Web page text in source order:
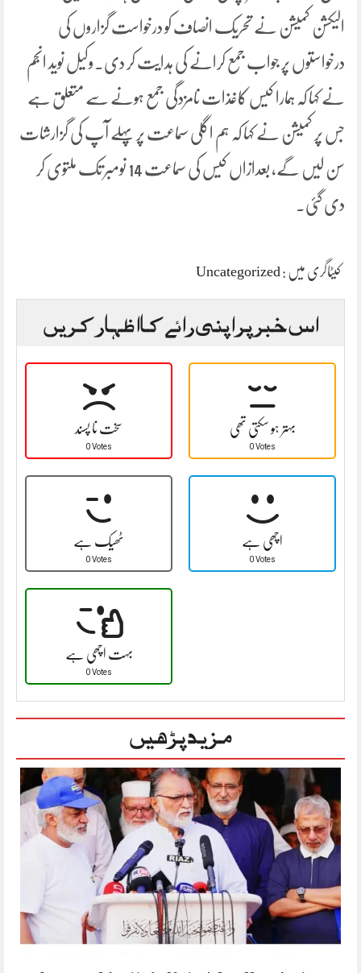
الیکشن کمیشن نے تحریک انصاف کو درخواست گزاروں کی
درخواستوں پر جواب جمع کرانے کی ہدایت کر دی۔وکیل نوید انجم
نے کہا کہ ہمارا کیس کاغذات نامزدگی جمع ہونے سے متعلق ہے
جس پر کمیشن نے کہا کہ ہم اگلی سماعت پر پہلے آپ کی گزارشات
سن لیں گے، بعدازاں کیس کی سماعت 14 نومبر تک ملتوی کر
دی گئی۔
کیٹاگری میں : Uncategorized
اس خبر پر اپنی رائے کا اظہار کریں
سخت نا پسند
0 Votes
بہتر ہو سکتی تھی
0 Votes
ٹھیک ہے
0 Votes
اچھی ہے
0 Votes
بہت اچھی ہے
0 Votes
مزید پڑھیں